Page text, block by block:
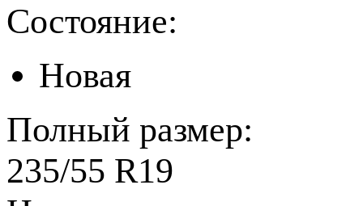
Состояние:
Новая
Полный размер:
235/55 R19